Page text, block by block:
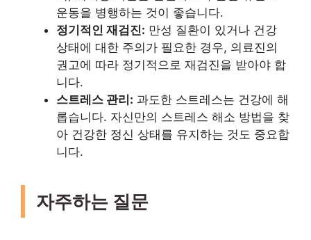
운동을 병행하는 것이 좋습니다.
정기적인 재검진: 만성 질환이 있거나 건강
상태에 대한 주의가 필요한 경우, 의료진의
권고에 따라 정기적으로 재검진을 받아야 합
니다.
스트레스 관리: 과도한 스트레스는 건강에 해
롭습니다. 자신만의 스트레스 해소 방법을 찾
아 건강한 정신 상태를 유지하는 것도 중요합
니다.
자주하는 질문